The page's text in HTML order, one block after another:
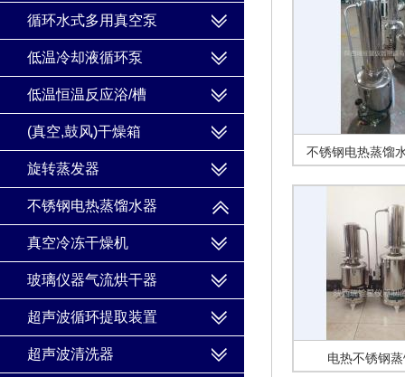
不锈钢电热蒸馏
电热不锈钢
循环水式多用真空泵
低温冷却液循环泵
低温恒温反应浴/槽
(真空,鼓风)干燥箱
旋转蒸发器
不锈钢电热蒸馏水器
真空冷冻干燥机
玻璃仪器气流烘干器
超声波循环提取装置
超声波清洗器